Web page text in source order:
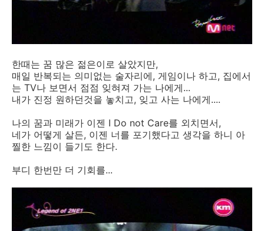
한때는 꿈 많은 젊은이로 살았지만,
매일 반복되는 의미없는 술자리에, 게임이나 하고, 집에서
는 TV나 보면서 점점 잊혀져 가는 나에게...
내가 진정 원하던것을 놓치고, 잊고 사는 나에게....
나의 꿈과 미래가 이젠 I Do not Care를 외치면서,
네가 어떻게 살든, 이젠 너를 포기했다고 생각을 하니 아
찔한 느낌이 들기도 한다.
부디 한번만 더 기회를...